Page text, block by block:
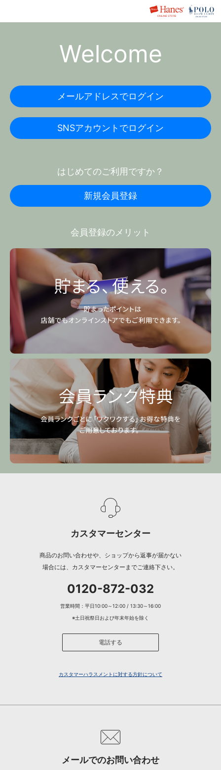
Welcome
メールアドレスでログイン
SNSアカウントでログイン
はじめてのご利用ですか？
新規会員登録
会員登録のメリット
カスタマーセンター
商品のお問い合わせや、ショップから返事が届かない
場合には、カスタマーセンターまでご連絡下さい。
0120-872-032
営業時間：平日10:00～12:00 / 13:30～16:00
※土日祝祭日および年末年始を除く
電話する
カスタマーハラスメントに対する方針について
メールでのお問い合わせ